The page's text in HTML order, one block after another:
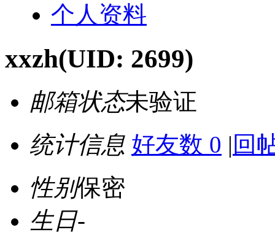
个人资料
xxzh(UID: 2699)
邮箱状态未验证
统计信息 好友数 0 | 回
性别保密
生日-